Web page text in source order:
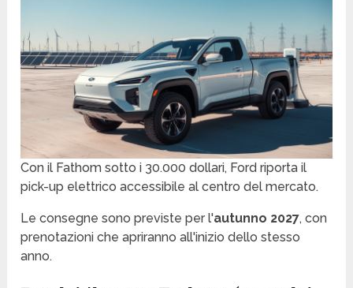
Con il Fathom sotto i 30.000 dollari, Ford riporta il
pick-up elettrico accessibile al centro del mercato.
Le consegne sono previste per l'autunno 2027, con
prenotazioni che apriranno all'inizio dello stesso
anno.